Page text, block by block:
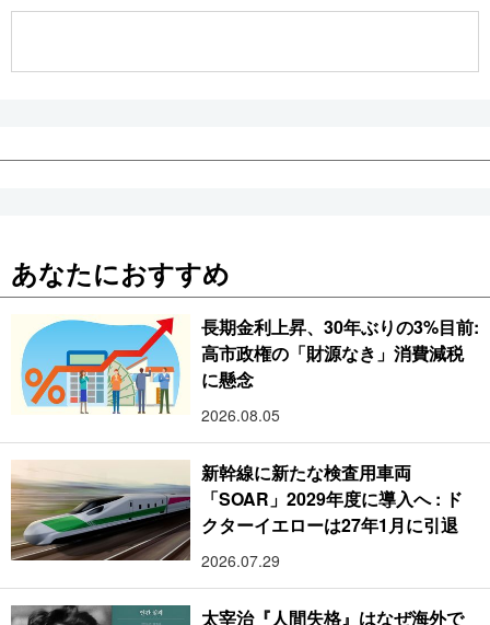
あなたにおすすめ
長期金利上昇、30年ぶりの3%目前:
高市政権の「財源なき」消費減税
に懸念
2026.08.05
新幹線に新たな検査用車両
「SOAR」2029年度に導入へ : ド
クターイエローは27年1月に引退
2026.07.29
太宰治『人間失格』はなぜ海外で